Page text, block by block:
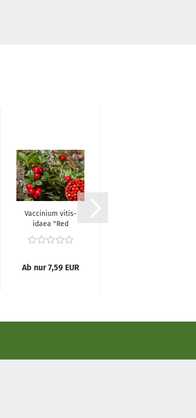
Vaccinium vitis-
idaea "Red
Pearl" -
(Preiselbeere...
Ab nur 7,59 EUR